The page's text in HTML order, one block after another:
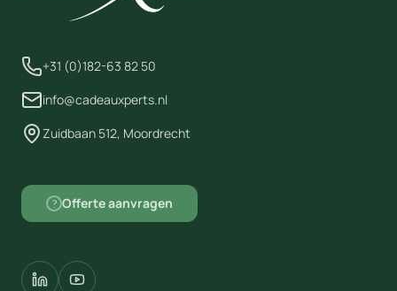
+31 (0)182-63 82 50
info@cadeauxperts.nl
Zuidbaan 512, Moordrecht
? Offerte aanvragen